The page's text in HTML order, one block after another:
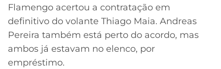
ATLÉTICO
MG
CRUZEIRO
Flamengo acertou a contratação em
definitivo do volante Thiago Maia. Andreas
Pereira também está perto do acordo, mas
ambos já estavam no elenco, por
empréstimo.